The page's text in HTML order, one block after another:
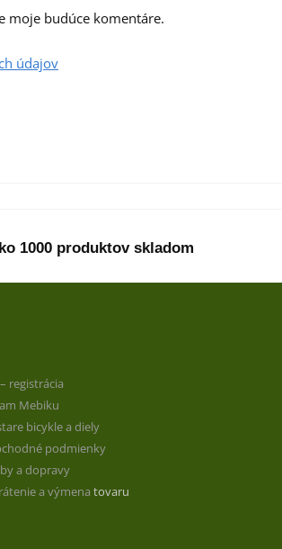
moje budúce komentáre.
údajov
1000 produktov skladom
registrácia
Mebiku
bicykle a diely
podmienky
a dopravy
a výmenatovaru